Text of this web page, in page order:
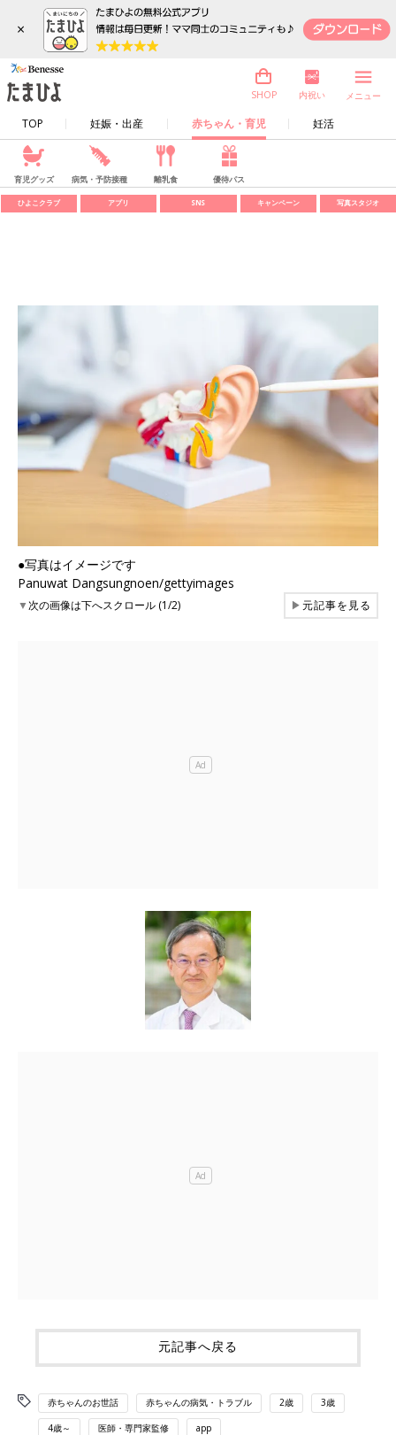
×
TOP 妊娠・出産 赤ちゃん・育児 妊活
SHOP 内祝い メニュー
育児グッズ 病気・予防接種 離乳食 優待パス
ひよこクラブ アプリ SNS キャンペーン 写真スタジオ
●写真はイメージです
Panuwat Dangsungnoen/gettyimages
▼次の画像は下へスクロール (1/2) ▶元記事を見る
元記事へ戻る
赤ちゃんのお世話 赤ちゃんの病気・トラブル 2歳 3歳
4歳～ 医師・専門家監修 app